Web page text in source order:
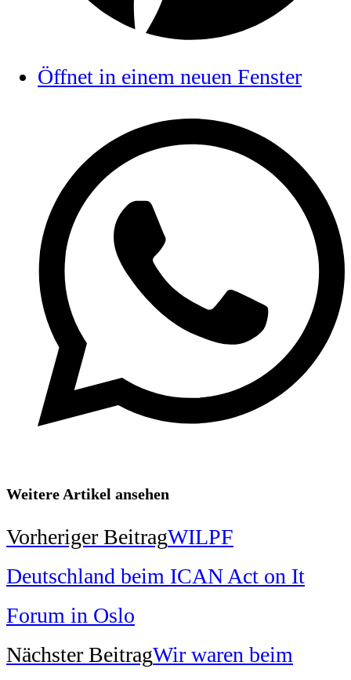
Öffnet in einem neuen Fenster
Weitere Artikel ansehen
Vorheriger BeitragWILPF
Deutschland beim ICAN Act on It
Forum in Oslo
Nächster BeitragWir waren beim